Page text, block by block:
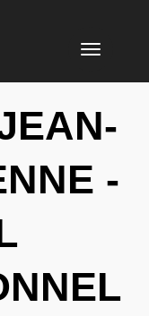
Toggle
-